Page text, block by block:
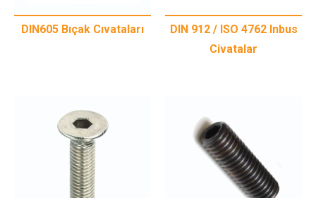
DIN605 Bıçak Cıvataları
DIN 912 / ISO 4762 Inbus
Civatalar